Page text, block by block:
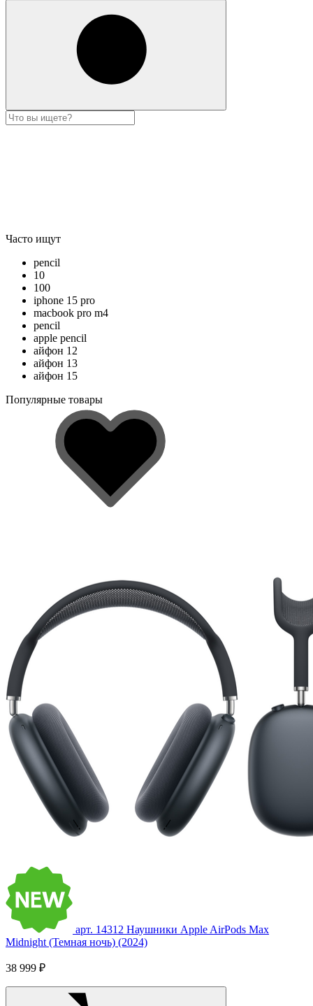
Часто ищут
pencil
10
100
iphone 15 pro
macbook pro m4
pencil
apple pencil
айфон 12
айфон 13
айфон 15
Популярные товары
арт. 14312 Наушники Apple AirPods Max
Midnight (Темная ночь) (2024)
38 999 ₽